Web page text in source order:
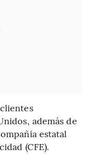
además de
estatal
(CFE).